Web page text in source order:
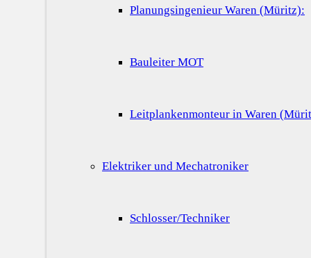
Planungsingenieur Waren (Müritz):
Bauleiter MOT
Leitplankenmonteur in Waren
Elektriker und Mechatroniker
Schlosser/Techniker